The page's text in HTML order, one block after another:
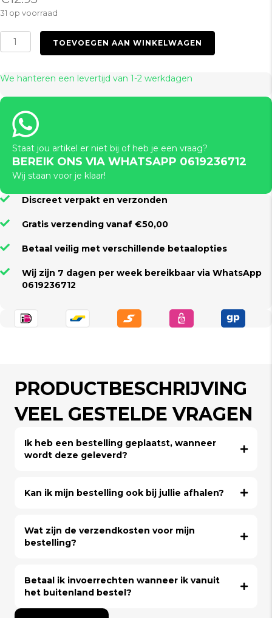
31 op voorraad
TPR
Dildo
black
aantal
TOEVOEGEN AAN WINKELWAGEN
We hanteren een levertijd van 1-2 werkdagen
Staat jou artikel er niet bij of heb je een vraag?
BEREIK ONS VIA WHATSAPP 0619236712
Wij staan voor je klaar!
Discreet verpakt en verzonden
Gratis verzending vanaf €50,00
Betaal veilig met verschillende betaalopties
Wij zijn 7 dagen per week bereikbaar via WhatsApp
0619236712
PRODUCTBESCHRIJVING
VEEL GESTELDE VRAGEN
Ik heb een bestelling geplaatst, wanneer
wordt deze geleverd?
Kan ik mijn bestelling ook bij jullie afhalen?
Wat zijn de verzendkosten voor mijn
bestelling?
Betaal ik invoerrechten wanneer ik vanuit
het buitenland bestel?